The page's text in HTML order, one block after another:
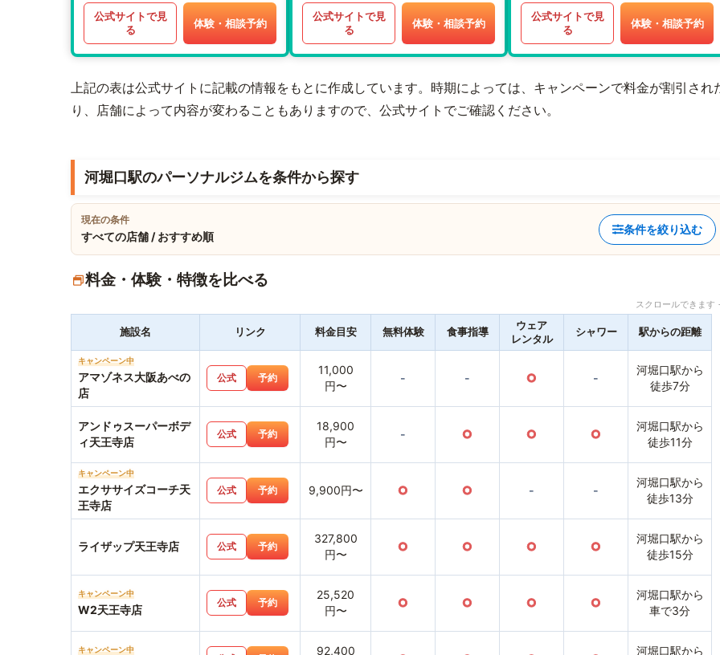
公式サイトで見
る
体験・相談予約
公式サイトで見
る
体験・相談予約
公式サイトで見
る
体験・相談予約
上記の表は公式サイトに記載の情報をもとに作成しています。時期によっては、キャンペーンで料金が割引され
り、店舗によって内容が変わることもありますので、公式サイトでご確認ください。
河堀口駅のパーソナルジムを条件から探す
現在の条件
すべての店舗 / おすすめ順
条件を絞り込む
料金・体験・特徴を比べる
スクロールできま
施設名 リンク 料金目安 無料体験 食事指導
ウェア
レンタル
シャワー 駅からの距離
キャンペーン中
アマゾネス大阪あべの
店
公式 予約
11,000
円〜
- - ○ -
河堀口駅から
徒歩7分
アンドゥスーパーボデ
ィ天王寺店
公式 予約
18,900
円〜
- ○ ○ ○
河堀口駅から
徒歩11分
キャンペーン中
エクササイズコーチ天
王寺店
公式 予約 9,900円〜 ○ ○ - -
河堀口駅から
徒歩13分
ライザップ天王寺店 公式 予約
327,800
円〜
○ ○ ○ ○
河堀口駅から
徒歩15分
キャンペーン中
W2天王寺店
公式 予約
25,520
円〜
○ ○ ○ ○
河堀口駅から
車で3分
キャンペーン中
92,400
河堀口駅から